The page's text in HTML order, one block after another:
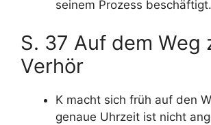
seinem Prozess beschäftigt.
S. 37 Auf dem Weg
Verhör
K macht sich früh auf den
genaue Uhrzeit ist nicht